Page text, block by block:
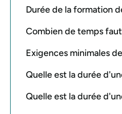
Durée de la formation
Combien de temps
Exigences minimales
Quelle est la durée
Quelle est la durée